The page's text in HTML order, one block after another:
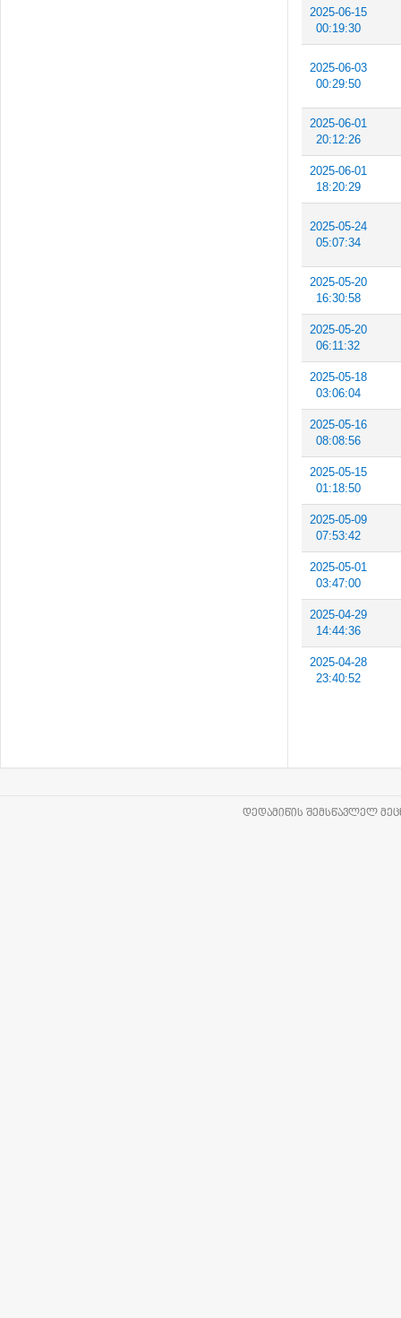
2025-06-15
00:19:30
2025-06-03
00:29:50
2025-06-01
20:12:26
2025-06-01
18:20:29
2025-05-24
05:07:34
2025-05-20
16:30:58
2025-05-20
06:11:32
2025-05-18
03:06:04
2025-05-16
08:08:56
2025-05-15
01:18:50
2025-05-09
07:53:42
2025-05-01
03:47:00
2025-04-29
14:44:36
2025-04-28
23:40:52
ᲓᲔᲓᲐᲛᲘᲬᲘᲡ ᲨᲔᲛᲡᲬᲐᲕᲚᲔᲚ